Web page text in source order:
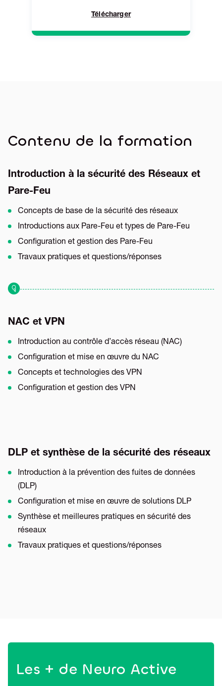
Télécharger
Contenu de la formation
Introduction à la sécurité des Réseaux et
Pare-Feu
Concepts de base de la sécurité des réseaux
Introductions aux Pare-Feu et types de Pare-Feu
Configuration et gestion des Pare-Feu
Travaux pratiques et questions/réponses
NAC et VPN
Introduction au contrôle d’accès réseau (NAC)
Configuration et mise en œuvre du NAC
Concepts et technologies des VPN
Configuration et gestion des VPN
DLP et synthèse de la sécurité des réseaux
Introduction à la prévention des fuites de données
(DLP)
Configuration et mise en œuvre de solutions DLP
Synthèse et meilleures pratiques en sécurité des
réseaux
Travaux pratiques et questions/réponses
Les + de Neuro Active